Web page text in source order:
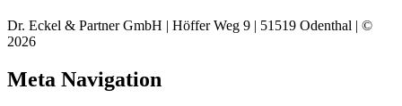
Dr. Eckel & Partner GmbH | Höffer Weg 9 | 51519 Odenthal | ©
2026
Meta Navigation